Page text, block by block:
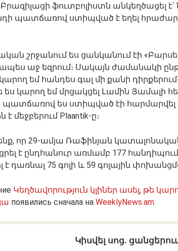
ֆուտբոլիստն անկեղծացել
պատճառով ստիպված է եղել
շրջանում ես ցանկանում էի
աջ եզրում։ Սակայն ժամանակի
եմ հանդես գալ մի քանի
ես կարող եմ մրցակցել Լամին
պատճառով ես ստիպված էի հարմարվել
է մեջբերում Plaantik-ը։
որ 29-ամյա Ռաֆինյան
է ընդհանուր առմամբ 177
է դառնալ 75 գոլի և 59 գոլային
Կեղծավորություն կլիներ ասել, թե
появились сначала на WeeklyNews.am.
Կիսվել սոց․